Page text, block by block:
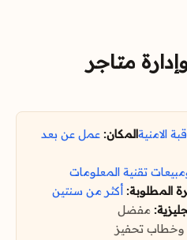
متاجر
الامنيةالمكان: عمل عن بعد
تقنية المعلومات
المطلوبة: أكثر من سنتين
مفضل
وخطاب تحفيز